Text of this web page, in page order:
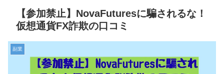
【参加禁止】NovaFuturesに騙されるな！
仮想通貨FX詐欺の口コミ
副業